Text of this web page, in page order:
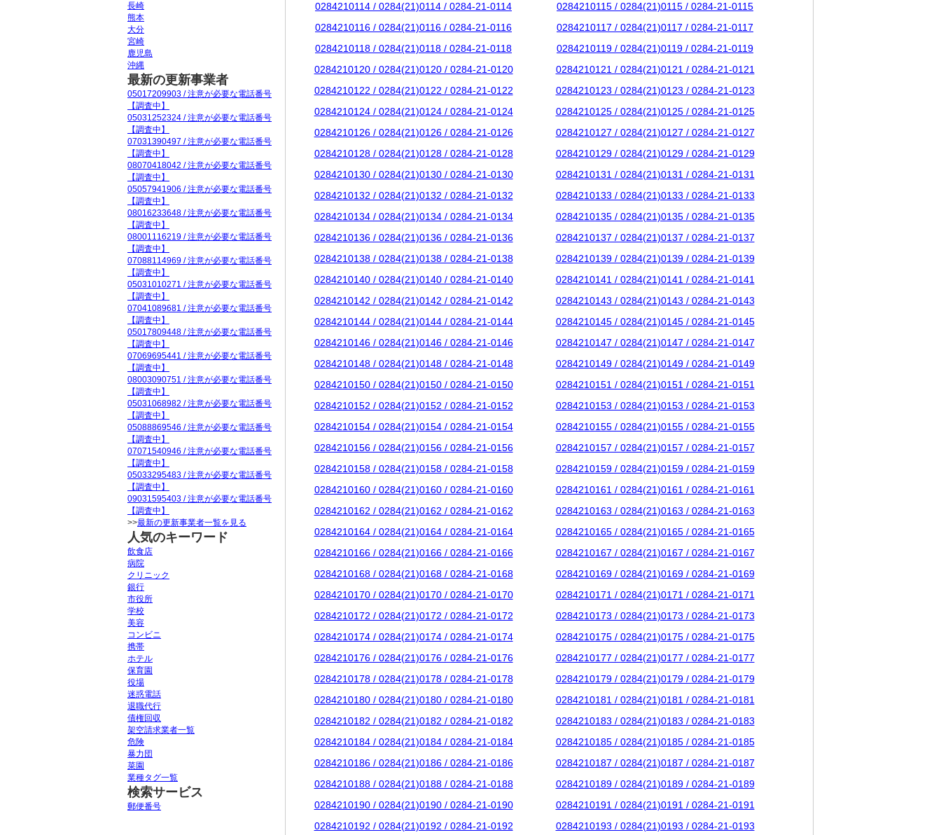
0284210114 / 0284(21)0114 / 0284-21-0114
0284210115 / 0284(21)0115 / 0284-21-0115
0284210116 / 0284(21)0116 / 0284-21-0116
0284210117 / 0284(21)0117 / 0284-21-0117
0284210118 / 0284(21)0118 / 0284-21-0118
0284210119 / 0284(21)0119 / 0284-21-0119
0284210120 / 0284(21)0120 / 0284-21-0120
0284210121 / 0284(21)0121 / 0284-21-0121
0284210122 / 0284(21)0122 / 0284-21-0122
0284210123 / 0284(21)0123 / 0284-21-0123
0284210124 / 0284(21)0124 / 0284-21-0124
0284210125 / 0284(21)0125 / 0284-21-0125
0284210126 / 0284(21)0126 / 0284-21-0126
0284210127 / 0284(21)0127 / 0284-21-0127
0284210128 / 0284(21)0128 / 0284-21-0128
0284210129 / 0284(21)0129 / 0284-21-0129
0284210130 / 0284(21)0130 / 0284-21-0130
0284210131 / 0284(21)0131 / 0284-21-0131
0284210132 / 0284(21)0132 / 0284-21-0132
0284210133 / 0284(21)0133 / 0284-21-0133
0284210134 / 0284(21)0134 / 0284-21-0134
0284210135 / 0284(21)0135 / 0284-21-0135
0284210136 / 0284(21)0136 / 0284-21-0136
0284210137 / 0284(21)0137 / 0284-21-0137
0284210138 / 0284(21)0138 / 0284-21-0138
0284210139 / 0284(21)0139 / 0284-21-0139
0284210140 / 0284(21)0140 / 0284-21-0140
0284210141 / 0284(21)0141 / 0284-21-0141
0284210142 / 0284(21)0142 / 0284-21-0142
0284210143 / 0284(21)0143 / 0284-21-0143
0284210144 / 0284(21)0144 / 0284-21-0144
0284210145 / 0284(21)0145 / 0284-21-0145
0284210146 / 0284(21)0146 / 0284-21-0146
0284210147 / 0284(21)0147 / 0284-21-0147
0284210148 / 0284(21)0148 / 0284-21-0148
0284210149 / 0284(21)0149 / 0284-21-0149
0284210150 / 0284(21)0150 / 0284-21-0150
0284210151 / 0284(21)0151 / 0284-21-0151
0284210152 / 0284(21)0152 / 0284-21-0152
0284210153 / 0284(21)0153 / 0284-21-0153
0284210154 / 0284(21)0154 / 0284-21-0154
0284210155 / 0284(21)0155 / 0284-21-0155
0284210156 / 0284(21)0156 / 0284-21-0156
0284210157 / 0284(21)0157 / 0284-21-0157
0284210158 / 0284(21)0158 / 0284-21-0158
0284210159 / 0284(21)0159 / 0284-21-0159
0284210160 / 0284(21)0160 / 0284-21-0160
0284210161 / 0284(21)0161 / 0284-21-0161
0284210162 / 0284(21)0162 / 0284-21-0162
0284210163 / 0284(21)0163 / 0284-21-0163
0284210164 / 0284(21)0164 / 0284-21-0164
0284210165 / 0284(21)0165 / 0284-21-0165
0284210166 / 0284(21)0166 / 0284-21-0166
0284210167 / 0284(21)0167 / 0284-21-0167
0284210168 / 0284(21)0168 / 0284-21-0168
0284210169 / 0284(21)0169 / 0284-21-0169
0284210170 / 0284(21)0170 / 0284-21-0170
0284210171 / 0284(21)0171 / 0284-21-0171
0284210172 / 0284(21)0172 / 0284-21-0172
0284210173 / 0284(21)0173 / 0284-21-0173
0284210174 / 0284(21)0174 / 0284-21-0174
0284210175 / 0284(21)0175 / 0284-21-0175
0284210176 / 0284(21)0176 / 0284-21-0176
0284210177 / 0284(21)0177 / 0284-21-0177
0284210178 / 0284(21)0178 / 0284-21-0178
0284210179 / 0284(21)0179 / 0284-21-0179
0284210180 / 0284(21)0180 / 0284-21-0180
0284210181 / 0284(21)0181 / 0284-21-0181
0284210182 / 0284(21)0182 / 0284-21-0182
0284210183 / 0284(21)0183 / 0284-21-0183
0284210184 / 0284(21)0184 / 0284-21-0184
0284210185 / 0284(21)0185 / 0284-21-0185
0284210186 / 0284(21)0186 / 0284-21-0186
0284210187 / 0284(21)0187 / 0284-21-0187
0284210188 / 0284(21)0188 / 0284-21-0188
0284210189 / 0284(21)0189 / 0284-21-0189
0284210190 / 0284(21)0190 / 0284-21-0190
0284210191 / 0284(21)0191 / 0284-21-0191
0284210192 / 0284(21)0192 / 0284-21-0192
0284210193 / 0284(21)0193 / 0284-21-0193
長崎
熊本
大分
宮崎
鹿児島
沖縄
最新の更新事業者
05017209903 / 注意が必要な電話番号
【調査中】
05031252324 / 注意が必要な電話番号
【調査中】
07031390497 / 注意が必要な電話番号
【調査中】
08070418042 / 注意が必要な電話番号
【調査中】
05057941906 / 注意が必要な電話番号
【調査中】
08016233648 / 注意が必要な電話番号
【調査中】
08001116219 / 注意が必要な電話番号
【調査中】
07088114969 / 注意が必要な電話番号
【調査中】
05031010271 / 注意が必要な電話番号
【調査中】
07041089681 / 注意が必要な電話番号
【調査中】
05017809448 / 注意が必要な電話番号
【調査中】
07069695441 / 注意が必要な電話番号
【調査中】
08003090751 / 注意が必要な電話番号
【調査中】
05031068982 / 注意が必要な電話番号
【調査中】
05088869546 / 注意が必要な電話番号
【調査中】
07071540946 / 注意が必要な電話番号
【調査中】
05033295483 / 注意が必要な電話番号
【調査中】
09031595403 / 注意が必要な電話番号
【調査中】
>>最新の更新事業者一覧を見る
人気のキーワード
飲食店
病院
クリニック
銀行
市役所
学校
美容
コンビニ
携帯
ホテル
保育園
役場
迷惑電話
退職代行
債権回収
架空請求業者一覧
危険
暴力団
菜園
業種タグ一覧
検索サービス
郵便番号